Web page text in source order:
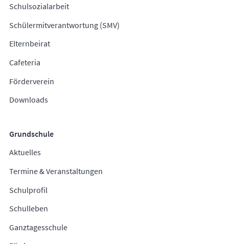
Schulsozialarbeit
Schülermitverantwortung (SMV)
Elternbeirat
Cafeteria
Förderverein
Downloads
Grundschule
Aktuelles
Termine & Veranstaltungen
Schulprofil
Schulleben
Ganztagesschule